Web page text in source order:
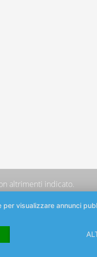
altrimenti indicato.
visualizzare annunci